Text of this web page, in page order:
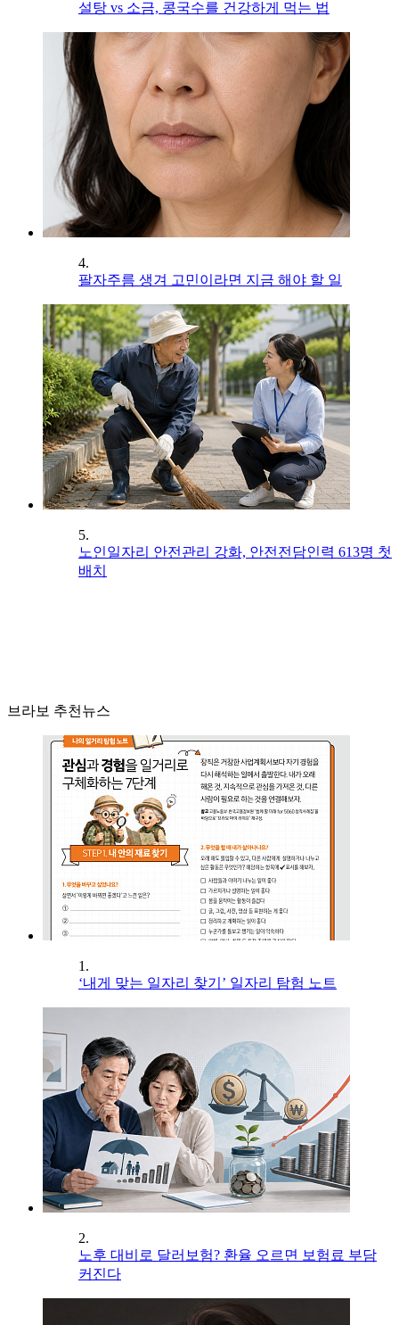
설탕 vs 소금, 콩국수를 건강하게 먹는 법
4.
팔자주름 생겨 고민이라면 지금 해야 할 일
5.
노인일자리 안전관리 강화, 안전전담인력 613명 첫
배치
브라보 추천뉴스
1.
‘내게 맞는 일자리 찾기’ 일자리 탐험 노트
2.
노후 대비로 달러보험? 환율 오르면 보험료 부담
커진다